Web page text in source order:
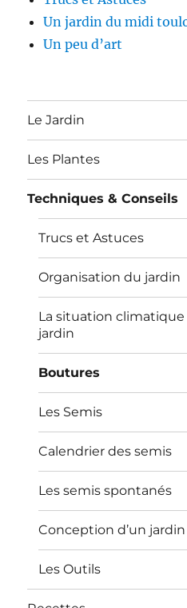
Un jardin du midi
Un peu d’art
Le Jardin
Les Plantes
Techniques & Conseils
Trucs et Astuces
Organisation du jardin
La situation
jardin
Boutures
Les Semis
Calendrier des semis
Les semis spontanés
Conception d’un
Les Outils